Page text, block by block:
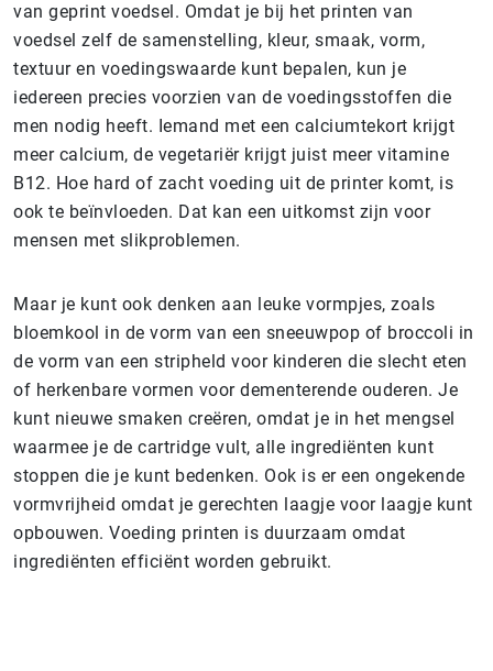
van geprint voedsel. Omdat je bij het printen van
voedsel zelf de samenstelling, kleur, smaak, vorm,
textuur en voedingswaarde kunt bepalen, kun je
iedereen precies voorzien van de voedingsstoffen die
men nodig heeft. Iemand met een calciumtekort krijgt
meer calcium, de vegetariër krijgt juist meer vitamine
B12. Hoe hard of zacht voeding uit de printer komt, is
ook te beïnvloeden. Dat kan een uitkomst zijn voor
mensen met slikproblemen.
Maar je kunt ook denken aan leuke vormpjes, zoals
bloemkool in de vorm van een sneeuwpop of broccoli in
de vorm van een stripheld voor kinderen die slecht eten
of herkenbare vormen voor dementerende ouderen. Je
kunt nieuwe smaken creëren, omdat je in het mengsel
waarmee je de cartridge vult, alle ingrediënten kunt
stoppen die je kunt bedenken. Ook is er een ongekende
vormvrijheid omdat je gerechten laagje voor laagje kunt
opbouwen. Voeding printen is duurzaam omdat
ingrediënten efficiënt worden gebruikt.